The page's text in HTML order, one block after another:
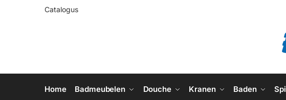
Catalogus
Home Badmeubelen Douche Kranen Baden